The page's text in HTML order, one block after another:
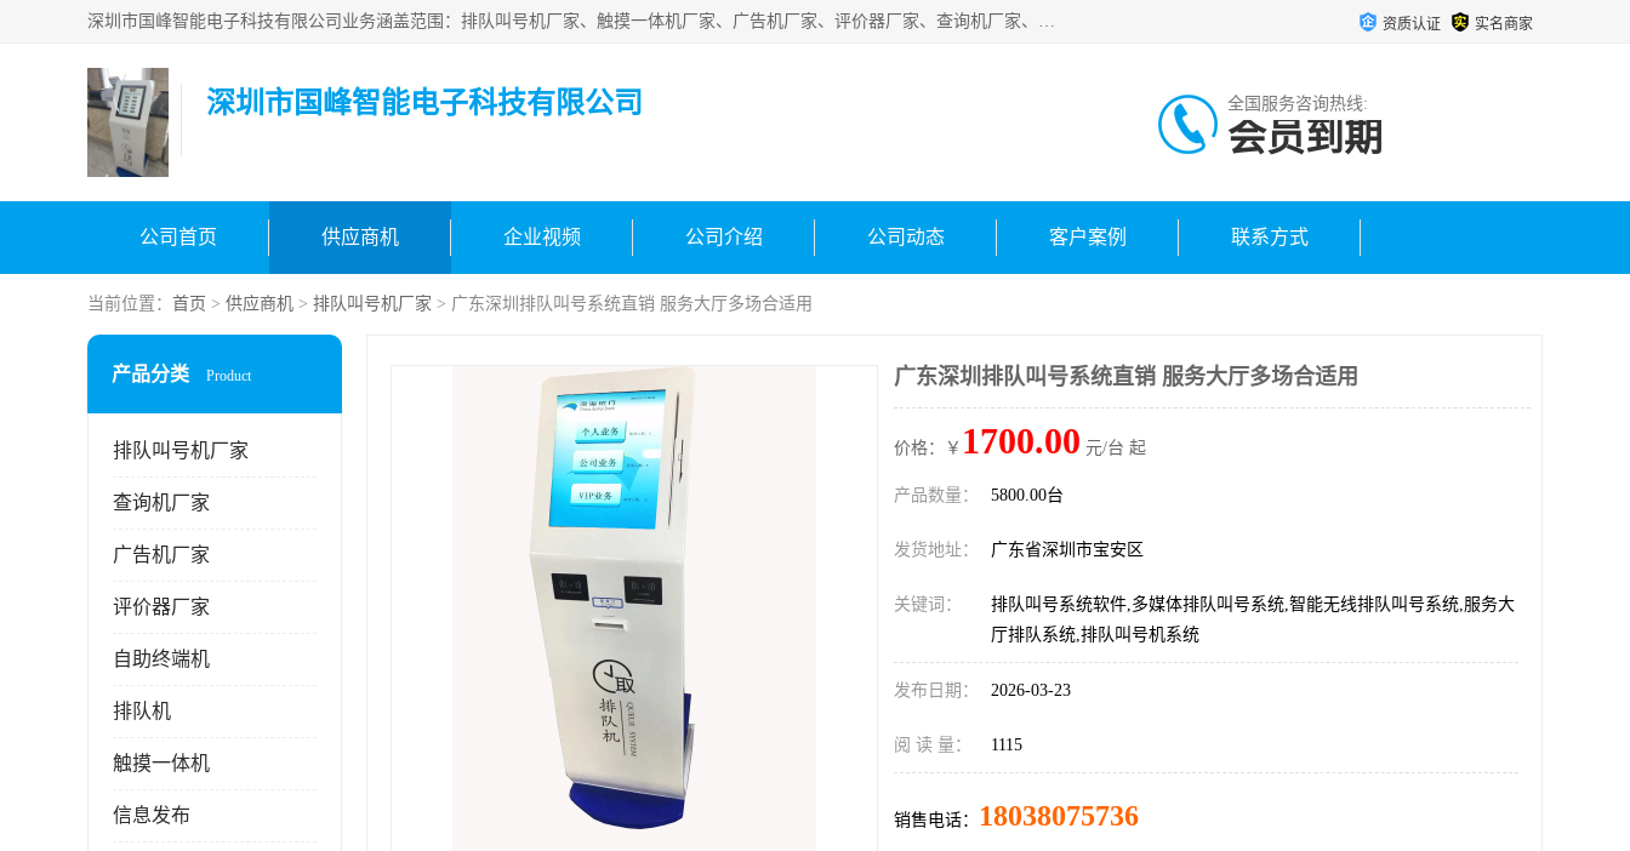
深圳市国峰智能电子科技有限公司业务涵盖范围：排队叫号机厂家、触摸一体机厂家、广告机厂家、评价器厂家、查询机厂家、自助终端机厂家；公司是一家集研发、生产、销售为一体的国民企业，设备制造商和解决方案提供商，广泛应用于银行、医院、、电力、电信、、交通、民航、保险等行业，为不同行业量身定制软硬件为一体的解决方案。 资质认证 实名商家
深圳市国峰智能电子科技有限公司 全国服务咨询热线:
会员到期
公司首页 供应商机 企业视频 公司介绍 公司动态 客户案例 联系方式
当前位置： 首页 > 供应商机 > 排队叫号机厂家 > 广东深圳排队叫号系统直销 服务大厅多场合适用
产品分类 Product
排队叫号机厂家
查询机厂家
广告机厂家
评价器厂家
自助终端机
排队机
触摸一体机
信息发布
广东深圳排队叫号系统直销 服务大厅多场合适用
价格：￥ 1700.00 元/台 起
产品数量： 5800.00台
发货地址： 广东省深圳市宝安区
关键词：
排队叫号系统软件,多媒体排队叫号系统,智能无线排队叫号系统,服务大
厅排队系统,排队叫号机系统
发布日期： 2026-03-23
阅 读 量： 1115
销售电话： 18038075736